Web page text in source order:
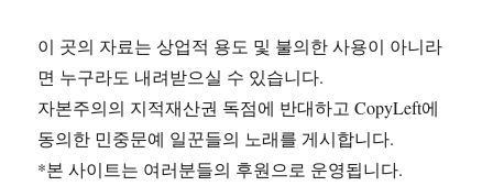
이 곳의 자료는 상업적 용도 및 불의한 사용이 아니라
면 누구라도 내려받으실 수 있습니다.
자본주의의 지적재산권 독점에 반대하고 CopyLeft에
동의한 민중문예 일꾼들의 노래를 게시합니다.
*본 사이트는 여러분들의 후원으로 운영됩니다.